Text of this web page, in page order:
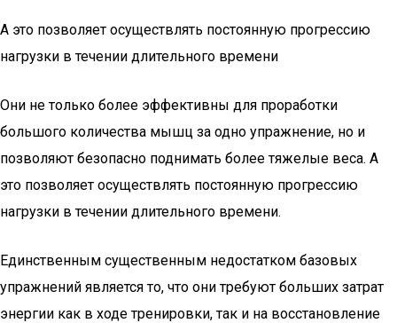
А это позволяет осуществлять постоянную прогрессию
нагрузки в течении длительного времени
Они не только более эффективны для проработки
большого количества мышц за одно упражнение, но и
позволяют безопасно поднимать более тяжелые веса. А
это позволяет осуществлять постоянную прогрессию
нагрузки в течении длительного времени.
Единственным существенным недостатком базовых
упражнений является то, что они требуют больших затрат
энергии как в ходе тренировки, так и на восстановление